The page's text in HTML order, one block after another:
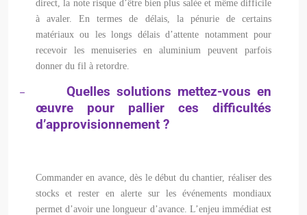
direct, la note risque d’être bien plus salée et même difficile
à avaler. En termes de délais, la pénurie de certains
matériaux ou les longs délais d’attente notamment pour
recevoir les menuiseries en aluminium peuvent parfois
donner du fil à retordre.
–
Quelles solutions mettez-vous en
œuvre pour pallier ces difficultés
d’approvisionnement ?
Commander en avance, dès le début du chantier, réaliser des
stocks et rester en alerte sur les événements mondiaux
permet d’avoir une longueur d’avance. L’enjeu immédiat est